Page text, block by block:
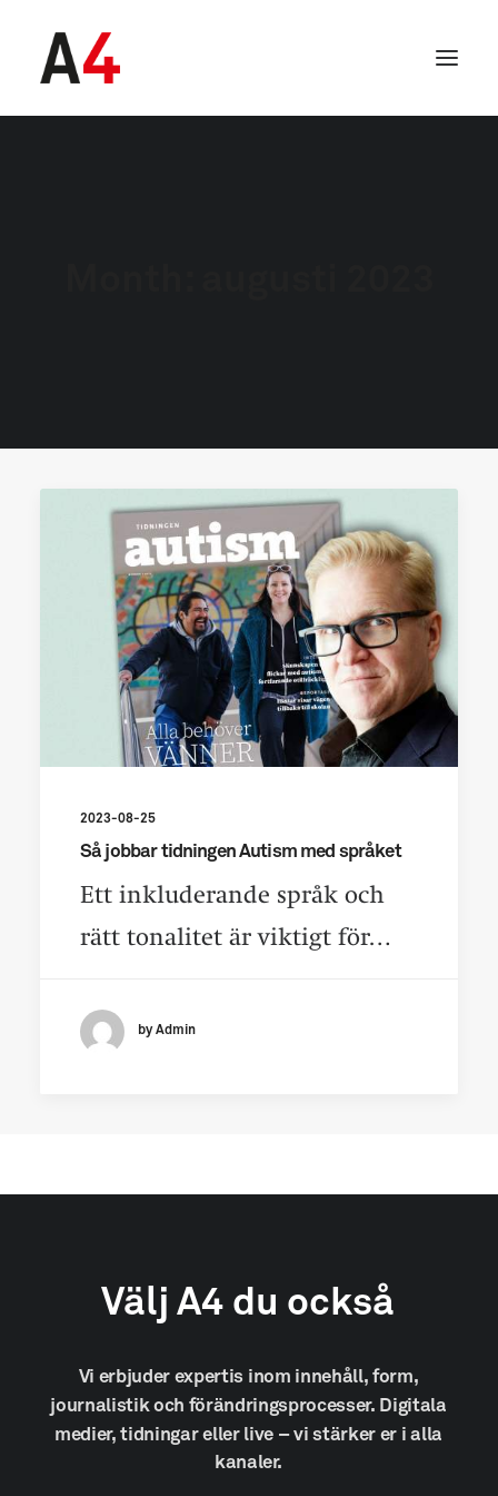
SEARCH
2023-08-25
Så jobbar tidningen Autism med språket
Ett inkluderande språk och
rätt tonalitet är viktigt för…
by Admin
Välj A4 du också
Vi erbjuder expertis inom innehåll, form,
journalistik och förändringsprocesser. Digitala
medier, tidningar eller live – vi stärker er i alla
kanaler.